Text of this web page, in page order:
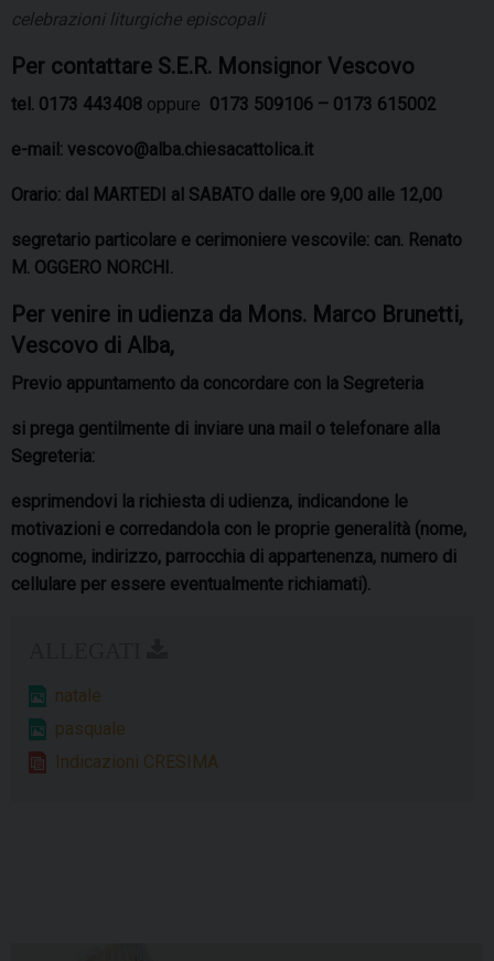
celebrazioni liturgiche episcopali
Per contattare S.E.R. Monsignor Vescovo
tel. 0173 443408 oppure 0173 509106 – 0173 615002
e-mail: vescovo@alba.chiesacattolica.it
Orario: dal MARTEDI al SABATO dalle ore 9,00 alle 12,00
segretario particolare e cerimoniere vescovile: can. Renato
M. OGGERO NORCHI.
Per venire in udienza da Mons. Marco Brunetti,
Vescovo di Alba,
Previo appuntamento da concordare con la Segreteria
si prega gentilmente di inviare una mail o telefonare alla
Segreteria:
esprimendovi la richiesta di udienza, indicandone le
motivazioni e corredandola con le proprie generalità (nome,
cognome, indirizzo, parrocchia di appartenenza, numero di
cellulare per essere eventualmente richiamati).
natale
pasquale
Indicazioni CRESIMA